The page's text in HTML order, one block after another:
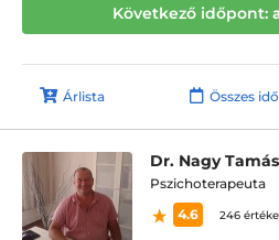
Következő időpont:
Árlista Összes
Dr. Nagy
Pszichoterapeuta
4.6
246